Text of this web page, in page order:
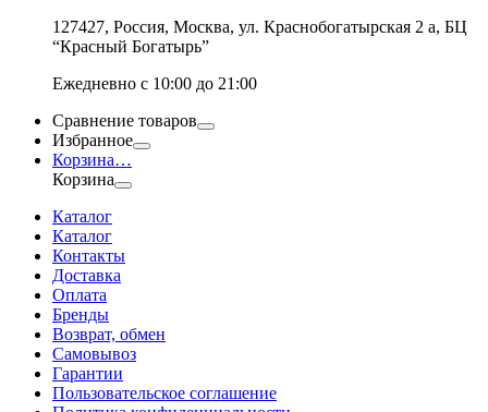
127427, Россия, Москва, ул. Краснобогатырская 2 а, БЦ
“Красный Богатырь”
Ежедневно с 10:00 до 21:00
Сравнение товаров
Избранное
Корзина…
Корзина
Каталог
Каталог
Контакты
Доставка
Оплата
Бренды
Возврат, обмен
Самовывоз
Гарантии
Пользовательское соглашение